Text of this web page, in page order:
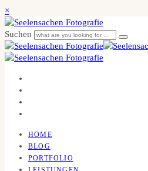
×
Suchen
HOME
BLOG
PORTFOLIO